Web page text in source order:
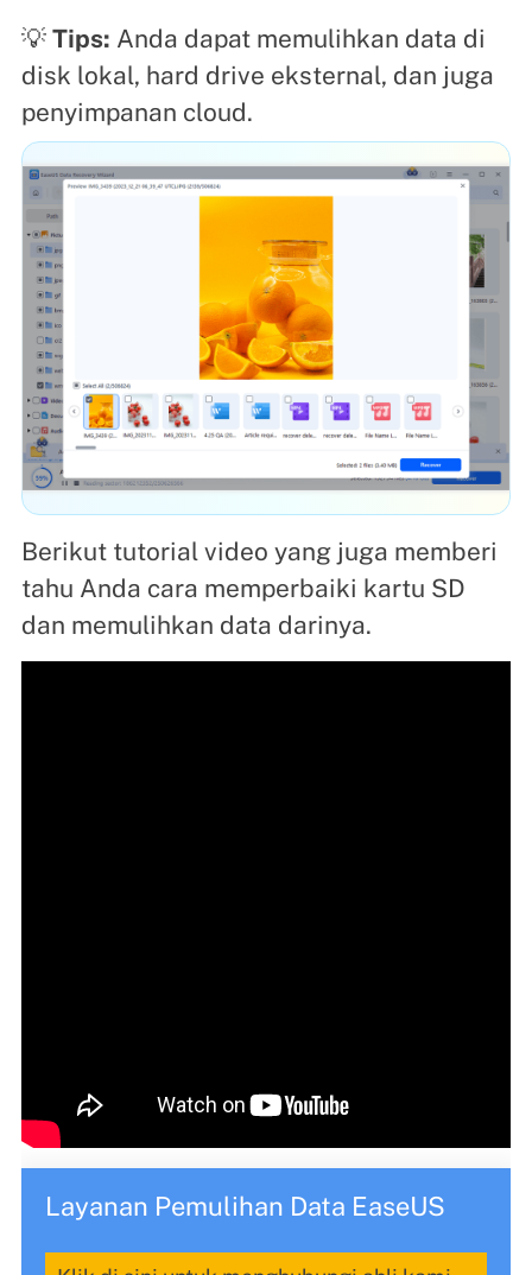
💡 Tips: Anda dapat memulihkan data di
disk lokal, hard drive eksternal, dan juga
penyimpanan cloud.
Berikut tutorial video yang juga memberi
tahu Anda cara memperbaiki kartu SD
dan memulihkan data darinya.
Layanan Pemulihan Data EaseUS